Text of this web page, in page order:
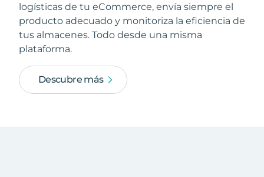
logísticas de tu eCommerce, envía siempre el
producto adecuado y monitoriza la eficiencia de
tus almacenes. Todo desde una misma
plataforma.
Descubre más